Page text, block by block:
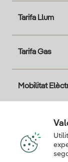
Tarifa Llum
Tarifa Gas
Mobilitat
T'interessa